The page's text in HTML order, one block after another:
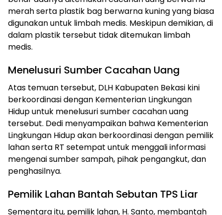
merah serta plastik bag berwarna kuning yang biasa
digunakan untuk limbah medis. Meskipun demikian, di
dalam plastik tersebut tidak ditemukan limbah
medis.
Menelusuri Sumber Cacahan Uang
Atas temuan tersebut, DLH Kabupaten Bekasi kini
berkoordinasi dengan Kementerian Lingkungan
Hidup untuk menelusuri sumber cacahan uang
tersebut. Dedi menyampaikan bahwa Kementerian
Lingkungan Hidup akan berkoordinasi dengan pemilik
lahan serta RT setempat untuk menggali informasi
mengenai sumber sampah, pihak pengangkut, dan
penghasilnya.
Pemilik Lahan Bantah Sebutan TPS Liar
Sementara itu, pemilik lahan, H. Santo, membantah